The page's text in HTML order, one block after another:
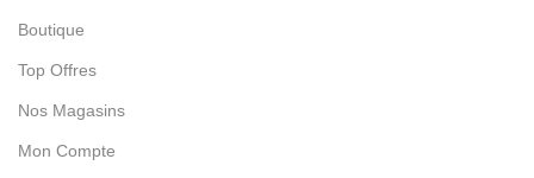
Boutique
Top Offres
Nos Magasins
Mon Compte